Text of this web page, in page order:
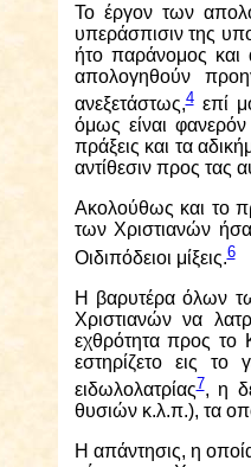
Το έργον των
υπεράσπισιν της
ήτο παράνομος και
απολογηθούν
ανεξετάστως,4επί
όμως είναι φανερόν
πράξεις και τα
αντίθεσιν προς τας
Ακολούθως και το
των Χριστιανών
Οιδιπόδειοι μίξεις.6
Η βαρυτέρα όλων
Χριστιανών να
εχθρότητα προς το
εστηρίζετο εις
ειδωλολατρίας7, η
θυσιών κ.λ.π.), τα
Η απάντησις, η